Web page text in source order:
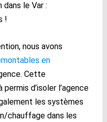
dans le Var :
!
nous avons
en
Cette
d’isoler l’agence
les systèmes
chauffage dans les